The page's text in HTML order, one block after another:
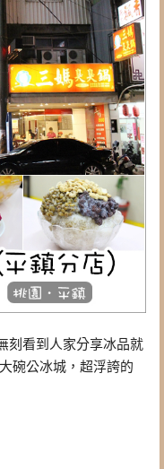
刻看到人家分享冰品就
碗公冰城，超浮誇的